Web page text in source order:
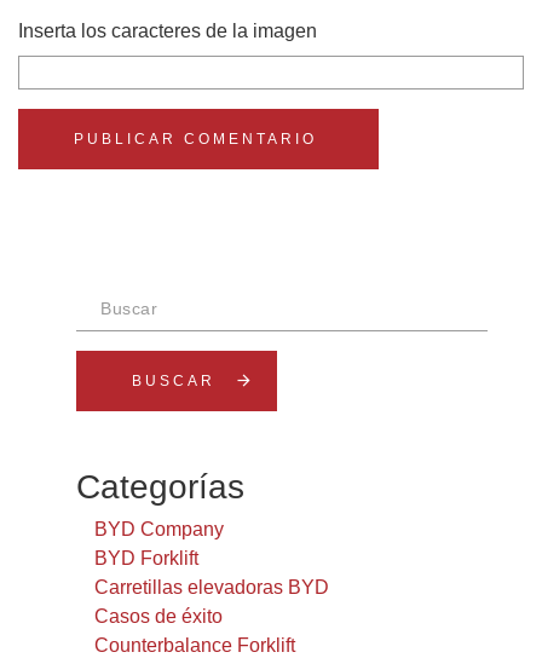
Inserta los caracteres de la imagen
Buscar
arrow_forward
Categorías
BYD Company
BYD Forklift
Carretillas elevadoras BYD
Casos de éxito
Counterbalance Forklift